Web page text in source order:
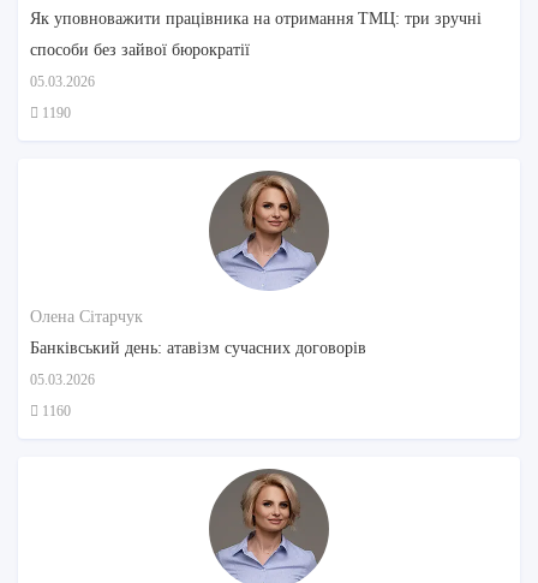
Як уповноважити працівника на отримання ТМЦ: три зручні
способи без зайвої бюрократії
05.03.2026
1190
Олена Сітарчук
Банківський день: атавізм сучасних договорів
05.03.2026
1160